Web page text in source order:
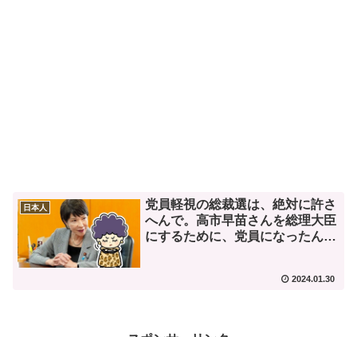
日本人
党員軽視の総裁選は、絶対に許さ
へんで。高市早苗さんを総理大臣
にするために、党員になったん
2024.01.30